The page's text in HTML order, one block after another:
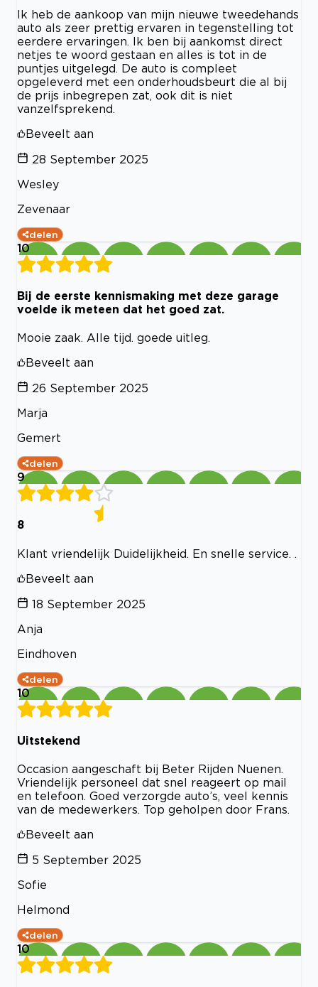
Ik heb de aankoop van mijn nieuwe tweedehands
auto als zeer prettig ervaren in tegenstelling tot
eerdere ervaringen. Ik ben bij aankomst direct
netjes te woord gestaan en alles is tot in de
puntjes uitgelegd. De auto is compleet
opgeleverd met een onderhoudsbeurt die al bij
de prijs inbegrepen zat, ook dit is niet
vanzelfsprekend.
Beveelt aan
28 September 2025
Wesley
Zevenaar
delen
10
Bij de eerste kennismaking met deze garage
voelde ik meteen dat het goed zat.
Mooie zaak. Alle tijd. goede uitleg.
Beveelt aan
26 September 2025
Marja
Gemert
delen
9
8
Klant vriendelijk Duidelijkheid. En snelle service. .
Beveelt aan
18 September 2025
Anja
Eindhoven
delen
10
Uitstekend
Occasion aangeschaft bij Beter Rijden Nuenen.
Vriendelijk personeel dat snel reageert op mail
en telefoon. Goed verzorgde auto’s, veel kennis
van de medewerkers. Top geholpen door Frans.
Beveelt aan
5 September 2025
Sofie
Helmond
delen
10